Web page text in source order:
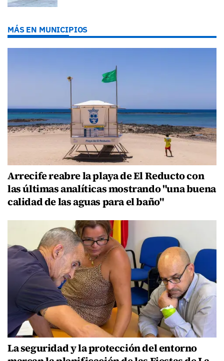
MÁS EN MUNICIPIOS
Arrecife reabre la playa de El Reducto con
las últimas analíticas mostrando "una buena
calidad de las aguas para el baño"
La seguridad y la protección del entorno